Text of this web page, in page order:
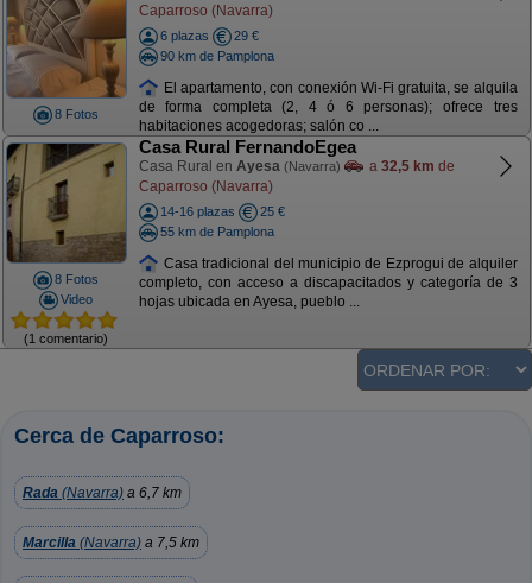
8 Fotos
Caparroso (Navarra)
6 plazas
29 €
90 km de Pamplona
El apartamento, con conexión Wi-Fi gratuita, se alquila
de forma completa (2, 4 ó 6 personas); ofrece tres
habitaciones acogedoras; salón co ...
8 Fotos
Video
(1 comentario)
Casa Rural FernandoEgea
Casa Rural en Ayesa (Navarra) a 32,5 km de
Caparroso (Navarra)
14-16 plazas
25 €
55 km de Pamplona
Casa tradicional del municipio de Ezprogui de alquiler
completo, con acceso a discapacitados y categoría de 3
hojas ubicada en Ayesa, pueblo ...
Cerca de Caparroso:
Rada (Navarra) a 6,7 km
Marcilla (Navarra) a 7,5 km